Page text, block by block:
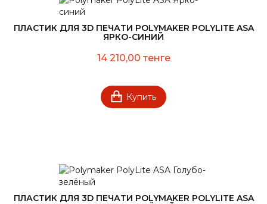
ПЛАСТИК ДЛЯ 3D ПЕЧАТИ POLYMAKER POLYLITE ASA
ЯРКО-СИНИЙ
14 210,00 тенге
Купить
ПЛАСТИК ДЛЯ 3D ПЕЧАТИ POLYMAKER POLYLITE ASA